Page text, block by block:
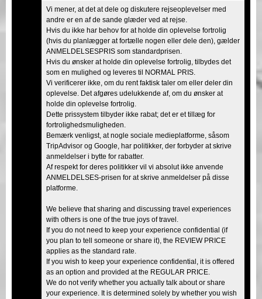
Vi mener, at det at dele og diskutere rejseoplevelser med
andre er en af de sande glæder ved at rejse.
Hvis du ikke har behov for at holde din oplevelse fortrolig
(hvis du planlægger at fortælle nogen eller dele den), gælder
ANMELDELSESPRIS som standardprisen.
Hvis du ønsker at holde din oplevelse fortrolig, tilbydes det
som en mulighed og leveres til NORMAL PRIS.
Vi verificerer ikke, om du rent faktisk taler om eller deler din
oplevelse. Det afgøres udelukkende af, om du ønsker at
holde din oplevelse fortrolig.
Dette prissystem tilbyder ikke rabat; det er et tillæg for
fortrolighedsmuligheden.
Bemærk venligst, at nogle sociale medieplatforme, såsom
TripAdvisor og Google, har politikker, der forbyder at skrive
anmeldelser i bytte for rabatter.
Af respekt for deres politikker vil vi absolut ikke anvende
ANMELDELSES-prisen for at skrive anmeldelser på disse
platforme.
We believe that sharing and discussing travel experiences
with others is one of the true joys of travel.
If you do not need to keep your experience confidential (if
you plan to tell someone or share it), the REVIEW PRICE
applies as the standard rate.
If you wish to keep your experience confidential, it is offered
as an option and provided at the REGULAR PRICE.
We do not verify whether you actually talk about or share
your experience. It is determined solely by whether you wish